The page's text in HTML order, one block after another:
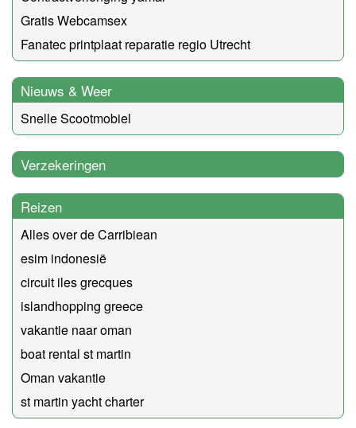
Gratis Webcamsex
Fanatec printplaat reparatie regio Utrecht
Nieuws & Weer
Snelle Scootmobiel
Verzekeringen
Reizen
Alles over de Carribiean
esim indonesië
circuit iles grecques
islandhopping greece
vakantie naar oman
boat rental st martin
Oman vakantie
st martin yacht charter